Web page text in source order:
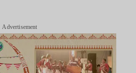
Advertisement